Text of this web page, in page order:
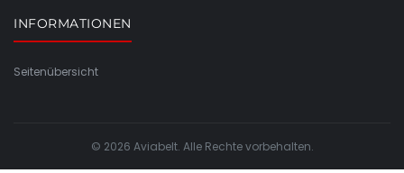
INFORMATIONEN
Seitenübersicht
© 2026 Aviabelt. Alle Rechte vorbehalten.